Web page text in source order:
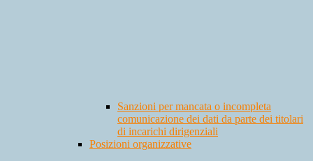
Sanzioni per mancata o incompleta
comunicazione dei dati da parte dei titolari
di incarichi dirigenziali
Posizioni organizzative